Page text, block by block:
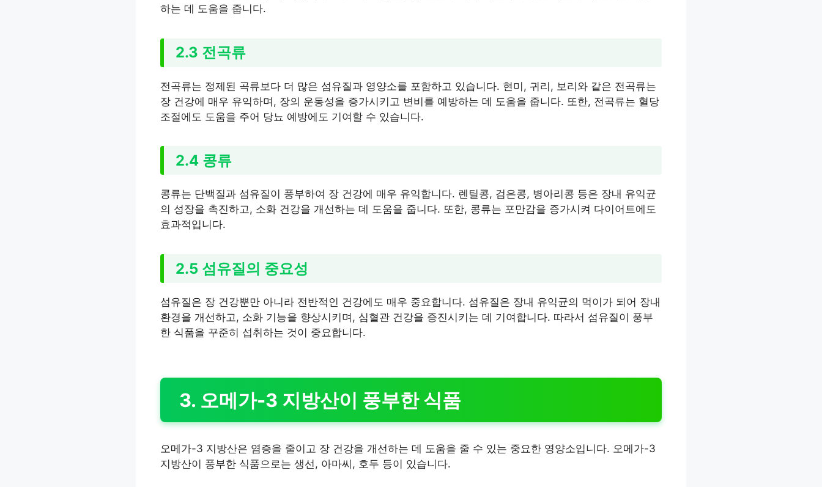
하는 데 도움을 줍니다.
2.3 전곡류
전곡류는 정제된 곡류보다 더 많은 섬유질과 영양소를 포함하고 있습니다. 현미, 귀리, 보리와 같은 전곡류는
장 건강에 매우 유익하며, 장의 운동성을 증가시키고 변비를 예방하는 데 도움을 줍니다. 또한, 전곡류는 혈당
조절에도 도움을 주어 당뇨 예방에도 기여할 수 있습니다.
2.4 콩류
콩류는 단백질과 섬유질이 풍부하여 장 건강에 매우 유익합니다. 렌틸콩, 검은콩, 병아리콩 등은 장내 유익균
의 성장을 촉진하고, 소화 건강을 개선하는 데 도움을 줍니다. 또한, 콩류는 포만감을 증가시켜 다이어트에도
효과적입니다.
2.5 섬유질의 중요성
섬유질은 장 건강뿐만 아니라 전반적인 건강에도 매우 중요합니다. 섬유질은 장내 유익균의 먹이가 되어 장내
환경을 개선하고, 소화 기능을 향상시키며, 심혈관 건강을 증진시키는 데 기여합니다. 따라서 섬유질이 풍부
한 식품을 꾸준히 섭취하는 것이 중요합니다.
3. 오메가-3 지방산이 풍부한 식품
오메가-3 지방산은 염증을 줄이고 장 건강을 개선하는 데 도움을 줄 수 있는 중요한 영양소입니다. 오메가-3
지방산이 풍부한 식품으로는 생선, 아마씨, 호두 등이 있습니다.